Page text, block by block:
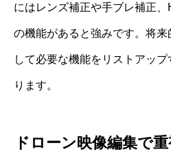
にはレンズ補正や手ブレ補正
の機能があると強みです。将
して必要な機能をリストアッ
ります。
ドローン映像編集で